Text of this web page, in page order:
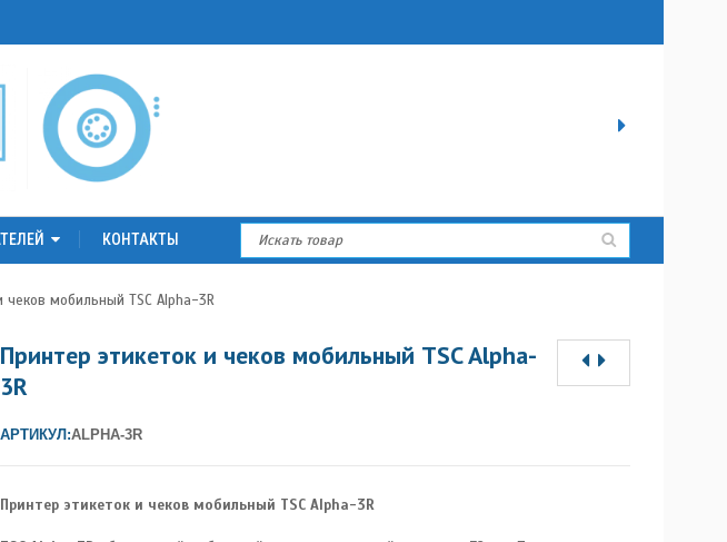
КОНТАКТЫ
чеков мобильный TSC Alpha-3R
Принтер этикеток и чеков мобильный TSC Alpha-
3R
АРТИКУЛ:ALPHA-3R
Принтер этикеток и чеков мобильный TSC Alpha-3R